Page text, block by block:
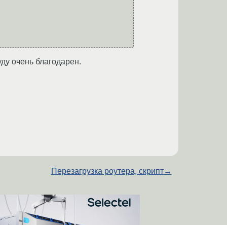
очень благодарен.
Перезагрузка роутера, скрипт→